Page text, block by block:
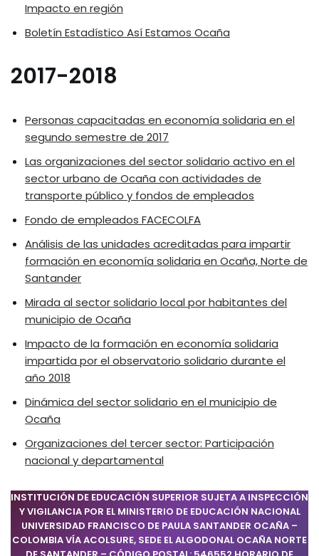
Impacto en región
Boletín Estadístico Así Estamos Ocaña
2017-2018
Personas capacitadas en economía solidaria en el
segundo semestre de 2017
Las organizaciones del sector solidario activo en el
sector urbano de Ocaña con actividades de
transporte público y fondos de empleados
Fondo de empleados FACECOLFA
Análisis de las unidades acreditadas para impartir
formación en economía solidaria en Ocaña, Norte de
Santander
Mirada al sector solidario local por habitantes del
municipio de Ocaña
Impacto de la formación en economía solidaria
impartida por el observatorio solidario durante el
año 2018
Dinámica del sector solidario en el municipio de
Ocaña
Organizaciones del tercer sector: Participación
nacional y departamental
INSTITUCIÓN DE EDUCACIÓN SUPERIOR SUJETA A INSPECCIÓN
Y VIGILANCIA POR EL MINISTERIO DE EDUCACIÓN NACIONAL
UNIVERSIDAD FRANCISCO DE PAULA SANTANDER OCAÑA –
COLOMBIA VÍA ACOLSURE, SEDE EL ALGODONAL OCAÑA NORTE